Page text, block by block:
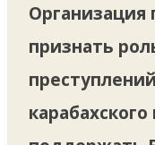
Организация
признать